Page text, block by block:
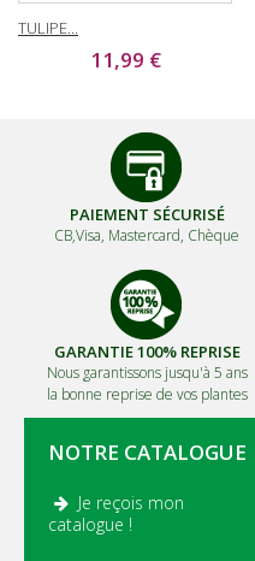
TULIPE...
11,99 €
PAIEMENT SÉCURISÉ
CB,Visa, Mastercard, Chèque
GARANTIE 100% REPRISE
Nous garantissons jusqu'à 5 ans
la bonne reprise de vos plantes
NOTRE CATALOGUE
Je reçois mon
catalogue !